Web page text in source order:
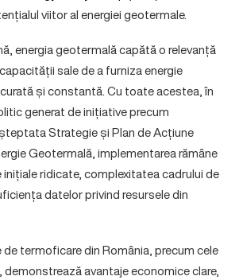
viitor al energiei geotermale.
energia geotermală capătă o relevanță
sale de a furniza energie
și constantă. Cu toate acestea, în
generat de inițiative precum
Strategie și Plan de Acțiune
Geotermală, implementarea rămâne
ridicate, complexitatea cadrului de
datelor privind resursele din
termoficare din România, precum cele
demonstrează avantaje economice clare,